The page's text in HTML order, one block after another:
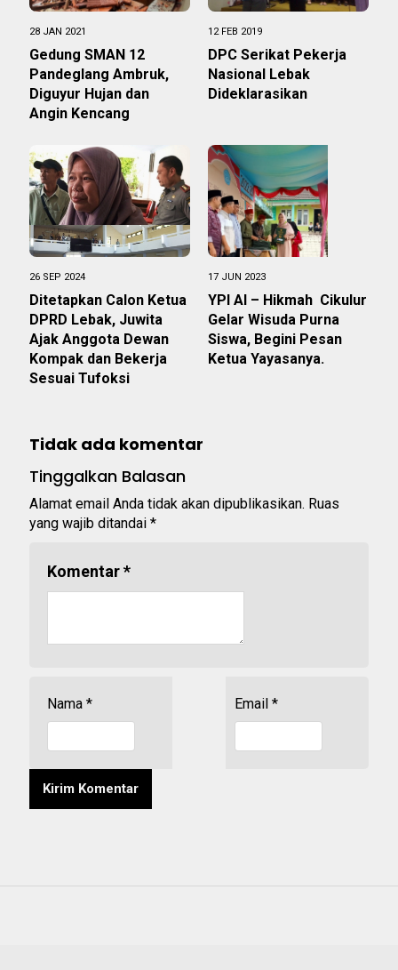
28 JAN 2021
Gedung SMAN 12
Pandeglang Ambruk,
Diguyur Hujan dan
Angin Kencang
12 FEB 2019
DPC Serikat Pekerja
Nasional Lebak
Dideklarasikan
26 SEP 2024
Ditetapkan Calon Ketua
DPRD Lebak, Juwita
Ajak Anggota Dewan
Kompak dan Bekerja
Sesuai Tufoksi
17 JUN 2023
YPI Al – Hikmah Cikulur
Gelar Wisuda Purna
Siswa, Begini Pesan
Ketua Yayasanya.
Tidak ada komentar
Tinggalkan Balasan
Alamat email Anda tidak akan dipublikasikan. Ruas
yang wajib ditandai *
Komentar*
Nama * Email *